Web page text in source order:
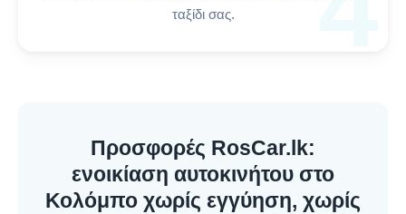
ταξίδι σας.
Προσφορές RosCar.lk:
ενοικίαση αυτοκινήτου στο
Κολόμπο χωρίς εγγύηση, χωρίς